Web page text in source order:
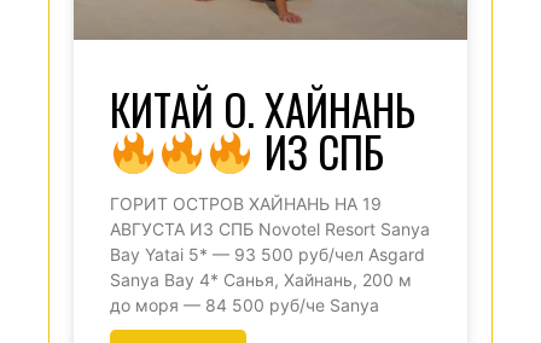
КИТАЙ О. ХАЙНАНЬ
ИЗ СПБ
ГОРИТ ОСТРОВ ХАЙНАНЬ НА 19
АВГУСТА ИЗ СПБ Novotel Resort Sanya
Bay Yatai 5* — 93 500 руб/чел Asgard
Sanya Bay 4* Санья, Хайнань, 200 м
до моря — 84 500 руб/че Sanya